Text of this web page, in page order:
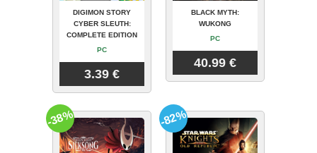
DIGIMON STORY
CYBER SLEUTH:
COMPLETE EDITION
PC
3.39 €
BLACK MYTH:
WUKONG
PC
40.99 €
-38% -82%